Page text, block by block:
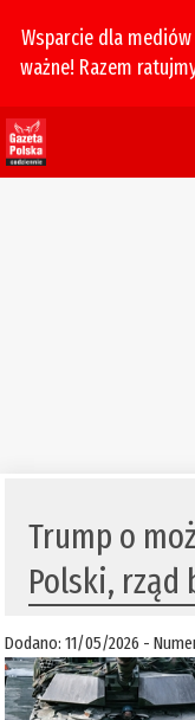
Wsparcie dla
ważne! Razem
Trump o
Polski, rząd
Dodano: 11/05/2026 -